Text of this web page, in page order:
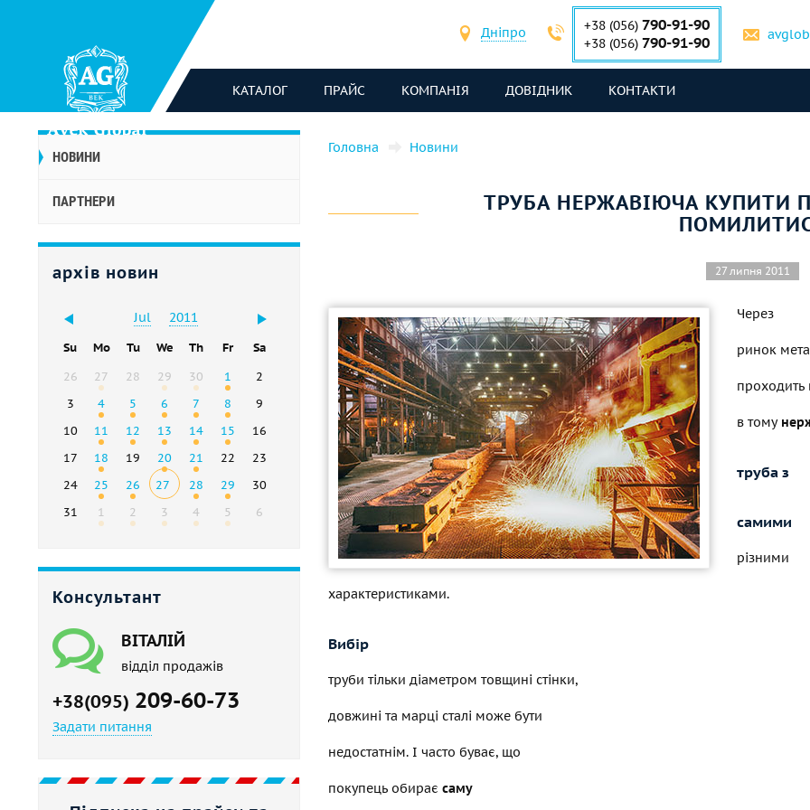
Дніпро +38 (056) 790-91-90
+38 (056) 790-91-90
КАТАЛОГ ПРАЙС КОМПАНІЯ ДОВІДНИК КОНТАКТИ
НОВИНИ
ПАРТНЕРИ
архів новин
Jul 2011
Su Mo Tu We Th Fr
Sa
26
27 28 29 30 1
2
3
4 5 6 7 8
9
10
11 12 13 14 15
16
17
18 19 20 21 22
23
24
25 26 27 28 29
30
31
1 2 3 4 5 6
Консультант
ВІТАЛІЙ
відділ продажів
+38(095) 209-60-73
Задати питання
Головна Новини
ТРУБА НЕРЖАВІЮЧА КУПИТИ
27 липня 2011
Через
ринок
проходить
в тому
труба з
самими
різними
характеристиками.
Вибір
труби тільки діаметром товщині стінки,
довжині та марці сталі може бути
недостатнім. І часто буває, що
покупець обирає саму